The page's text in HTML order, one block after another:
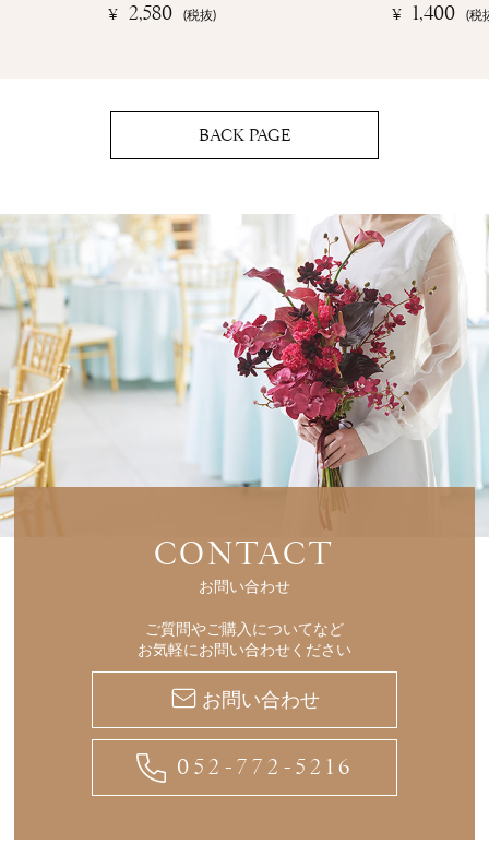
¥ 2,580 (税抜) ¥ 1,400 (税
BACK PAGE
CONTACT
お問い合わせ
ご質問やご購入についてなど
お気軽にお問い合わせください
お問い合わせ
052-772-5216